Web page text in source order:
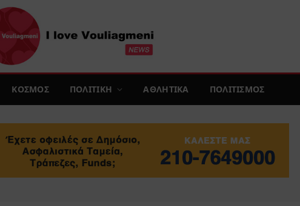
ΚΟΣΜΟΣ ΠΟΛΙΤΙΚΗ ΑΘΛΗΤΙΚΑ ΠΟΛΙΤΙΣΜΟΣ